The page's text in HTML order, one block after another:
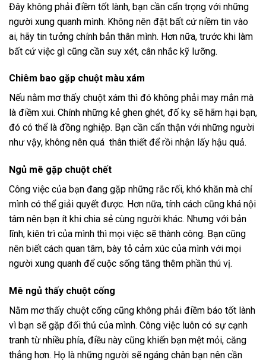
Đây không phải điềm tốt lành, bạn cần cẩn trọng với những
người xung quanh mình. Không nên đặt bất cứ niềm tin vào
ai, hãy tin tưởng chính bản thân mình. Hơn nữa, trước khi làm
bất cứ việc gì cũng cần suy xét, cân nhắc kỹ lưỡng.
Chiêm bao gặp chuột màu xám
Nếu nằm mơ thấy chuột xám thì đó không phải may mắn mà
là điềm xui. Chính những kẻ ghen ghét, đố kỵ sẽ hãm hại bạn,
đó có thể là đồng nghiệp. Bạn cần cẩn thận với những người
như vậy, không nên quá thân thiết để rồi nhận lấy hậu quả.
Ngủ mê gặp chuột chết
Công việc của bạn đang gặp những rắc rối, khó khăn mà chỉ
mình có thể giải quyết được. Hơn nữa, tính cách cũng khá nội
tâm nên bạn ít khi chia sẻ cùng người khác. Nhưng với bản
lĩnh, kiên trì của mình thì mọi việc sẽ thành công. Bạn cũng
nên biết cách quan tâm, bày tỏ cảm xúc của mình với mọi
người xung quanh để cuộc sống tăng thêm phần thú vị.
Mê ngủ thấy chuột cống
Nằm mơ thấy chuột cống cũng không phải điềm báo tốt lành
vì bạn sẽ gặp đối thủ của mình. Công việc luôn có sự cạnh
tranh từ nhiều phía, điều này cũng khiến bạn mệt mỏi, căng
thẳng hơn. Họ là những người sẽ ngáng chân bạn nên cần